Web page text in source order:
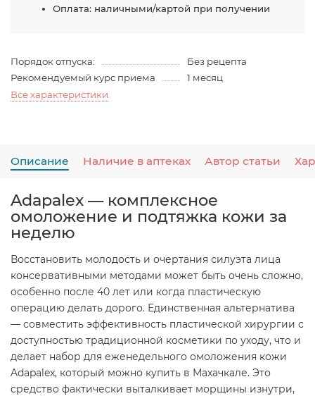
Оплата: наличными/картой при получении
Порядок отпуска:
Без рецепта
Рекомендуемый курс приема
1 месяц
Все характеристики
Описание Наличие в аптеках Автор статьи
Adapalex — комплексное
омоложение и подтяжка кожи за
неделю
Восстановить молодость и очертания силуэта лица
консервативными методами может быть очень сложно,
особенно после 40 лет или когда пластическую
операцию делать дорого. Единственная альтернатива
— совместить эффективность пластической хирургии с
доступностью традиционной косметики по уходу, что и
делает набор для еженедельного омоложения кожи
Adapalex, который можно купить в Махачкале. Это
средство фактически выталкивает морщины изнутри,